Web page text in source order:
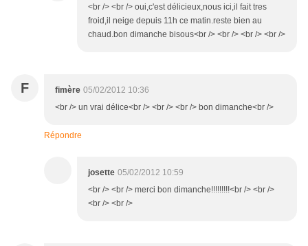
<br /> <br /> oui,c'est délicieux,nous ici,il fait tres
froid,il neige depuis 11h ce matin.reste bien au
chaud.bon dimanche bisous<br /> <br /> <br /> <br />
F fimère 05/02/2012 10:36
<br /> un vrai délice<br /> <br /> <br /> bon dimanche<br />
Répondre
josette 05/02/2012 10:59
<br /> <br /> merci bon dimanche!!!!!!!!!<br /> <br />
<br /> <br />